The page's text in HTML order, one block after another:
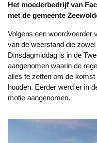
Het moederbedrijf van
met de gemeente
Volgens een woordvoerder van Meta is het besluit een gevolg
van de weerstand die
Dinsdagmiddag is in de
aangenomen waarin de
alles te zetten om de
houden. Eerder werd er in
motie aangenomen.